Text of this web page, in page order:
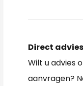
Direct
Wilt u advies
aanvragen?